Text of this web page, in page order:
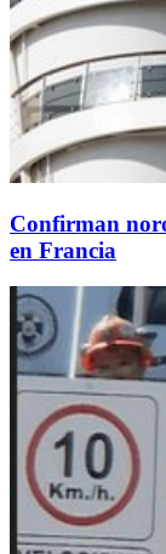
Confirman
en Francia